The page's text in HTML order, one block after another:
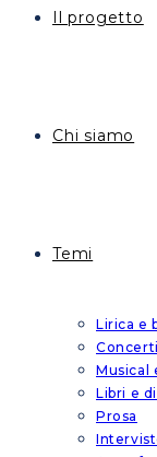
Il progetto
Chi siamo
Temi
Lirica e
Concerti
Musical
Libri e
Prosa